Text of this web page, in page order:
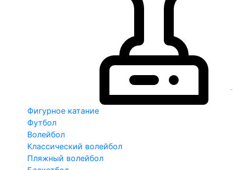
Фигурное катание
Футбол
Волейбол
Классический волейбол
Пляжный волейбол